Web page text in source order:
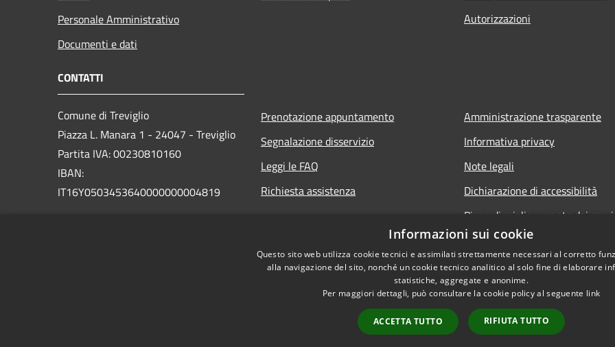
Personale Amministrativo
Documenti e dati
Autorizzazioni
CONTATTI
Comune di Treviglio
Piazza L. Manara 1 - 24047 - Treviglio
Partita IVA: 00230810160
IBAN:
IT16Y0503453640000000004819
Prenotazione appuntamento
Segnalazione disservizio
Leggi le FAQ
Richiesta assistenza
Amministrazione trasparente
Informativa privacy
Note legali
Dichiarazione di accessibilità
Piano di miglioramento dei
Webmail Copyright © 2026 • Comune
Informazioni sui cookie
Questo sito web utilizza cookie tecnici e assimilati strettamente necessari al corretto
alla navigazione del sito, nonché un cookie tecnico analitico al solo fine di elaborare
statistiche, aggregate e anonime.
Per maggiori dettagli, può consultare la cookie policy al seguente link
ACCETTA TUTTO RIFIUTA TUTTO